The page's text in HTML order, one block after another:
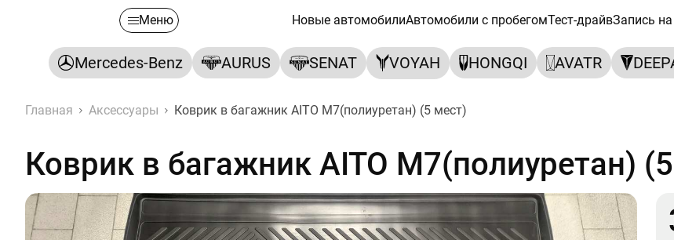
Меню Новые автомобилиАвтомобили с пробегомТест-драйвЗапись
Mercedes-Benz AURUS SENAT VOYAH HONGQI AVATR
Главная Аксессуары Коврик в багажник AITO M7(полиуретан) (5 мест)
Коврик в багажник AITO M7(полиуретан) (5 мест)
Коврик в багажник AITO M7(полиуретан)